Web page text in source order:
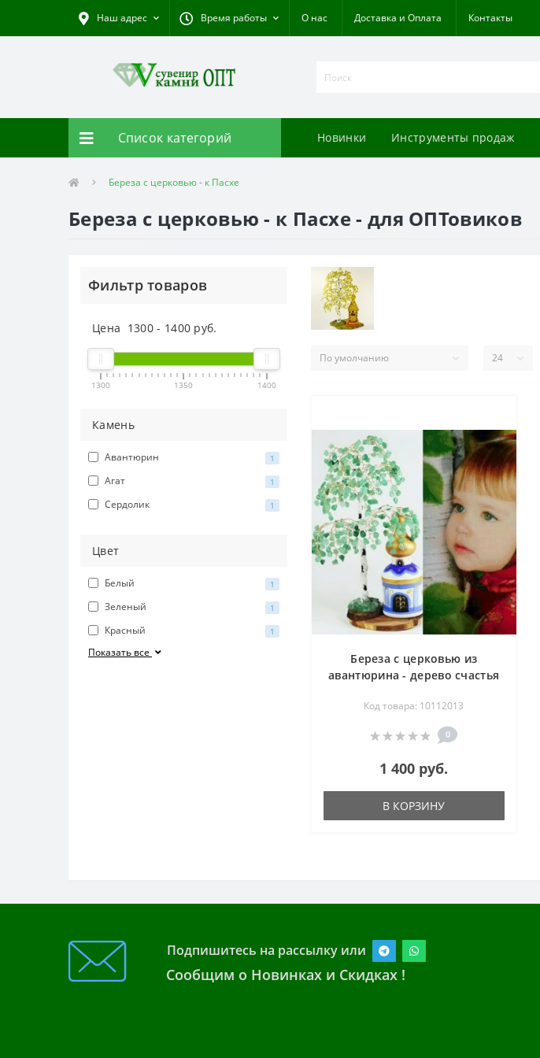
Наш адрес Время работы О нас Доставка и Оплата Контакты
Список категорий Новинки Инструменты продаж
Береза с церковью - к Пасхе
Береза с церковью - к Пасхе - для ОПТовиков
Фильтр товаров
Цена 1300 - 1400 руб.
1300 1350 1400
Камень
Авантюрин 1
Агат 1
Сердолик 1
Цвет
Белый 1
Зеленый 1
Красный 1
Показать все
Береза с церковью из
авантюрина - дерево счастья
Код товара: 10112013
0
1 400 руб.
В КОРЗИНУ
Подпишитесь на рассылку или
Сообщим о Новинках и Скидках !